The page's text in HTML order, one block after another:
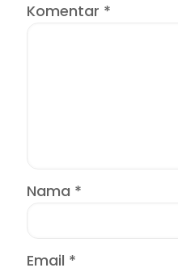
Komentar *
Nama *
Email *